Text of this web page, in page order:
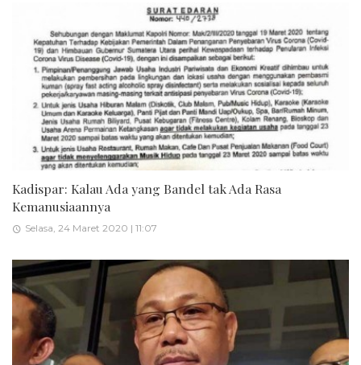
Kadispar: Kalau Ada yang Bandel tak Ada Rasa
Kemanusiaannya
Selasa, 24 Maret 2020 | 11:07